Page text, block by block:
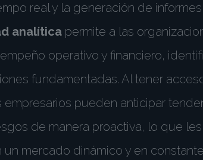
real y la generación de
analítica permite a las
operativo y financiero,
fundamentadas. Al tener
empresarios pueden anticipar
de manera proactiva, lo que
mercado dinámico y en